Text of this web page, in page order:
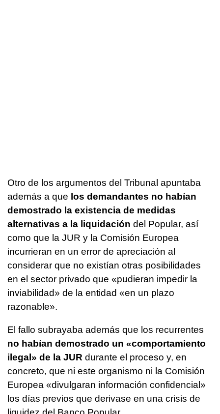
Otro de los argumentos del Tribunal apuntaba
además a que los demandantes no habían
demostrado la existencia de medidas
alternativas a la liquidación del Popular, así
como que la JUR y la Comisión Europea
incurrieran en un error de apreciación al
considerar que no existían otras posibilidades
en el sector privado que «pudieran impedir la
inviabilidad» de la entidad «en un plazo
razonable».
El fallo subrayaba además que los recurrentes
no habían demostrado un «comportamiento
ilegal» de la JUR durante el proceso y, en
concreto, que ni este organismo ni la Comisión
Europea «divulgaran información confidencial»
los días previos que derivase en una crisis de